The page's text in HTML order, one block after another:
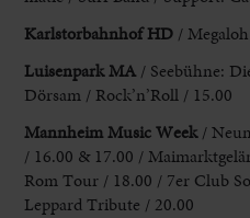
Karlstorbahnhof HD /
Luisenpark MA / Seebühne:
Dörsam / Rock’n’Roll / 15.00
Mannheim Music Week/
/ 16.00 & 17.00 /
Rom Tour / 18.00 / 7er Club
Leppard Tribute / 20.00